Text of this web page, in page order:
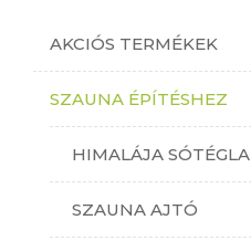
AKCIÓS TERMÉKEK
SZAUNA ÉPÍTÉSHEZ
HIMALÁJA SÓTÉGLA
SZAUNA AJTÓ